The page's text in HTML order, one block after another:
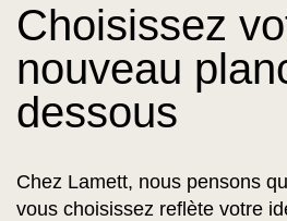
Choisissez
nouveau
dessous
Chez Lamett, nous pensons
vous choisissez reflète votre